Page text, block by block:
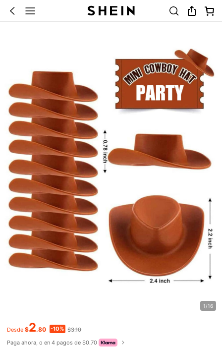
1/16
Desde $2.80 -10% $3.10
Paga ahora, o en 4 pagos de $0.70